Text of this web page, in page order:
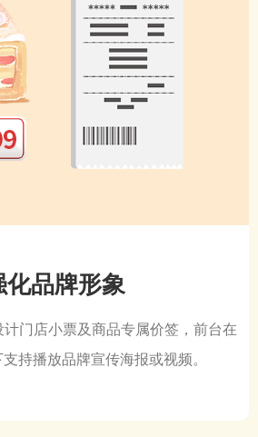
化品牌形象
门店小票及商品专属价签，前台在
持播放品牌宣传海报或视频。